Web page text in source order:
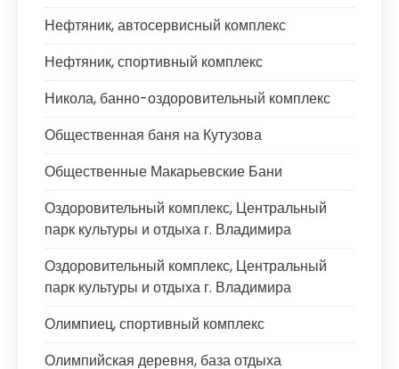
Нефтяник, автосервисный комплекс
Нефтяник, спортивный комплекс
Никола, банно-оздоровительный комплекс
Общественная баня на Кутузова
Общественные Макарьевские Бани
Оздоровительный комплекс, Центральный
парк культуры и отдыха г. Владимира
Оздоровительный комплекс, Центральный
парк культуры и отдыха г. Владимира
Олимпиец, спортивный комплекс
Олимпийская деревня, база отдыха